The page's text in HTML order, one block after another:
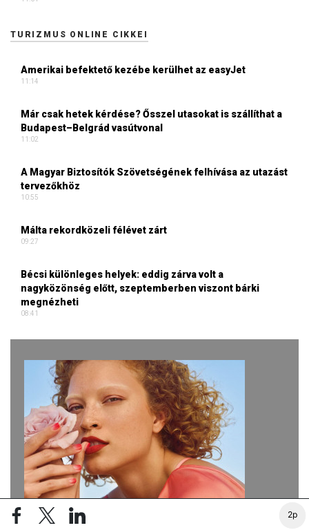
2p
TURIZMUS ONLINE CIKKEI
Amerikai befektető kezébe kerülhet az easyJet
11:14
Már csak hetek kérdése? Ősszel utasokat is szállíthat a
Budapest–Belgrád vasútvonal
11:02
A Magyar Biztosítók Szövetségének felhívása az utazást
tervezőkhöz
10:55
Málta rekordközeli félévet zárt
09:27
Bécsi különleges helyek: eddig zárva volt a
nagyközönség előtt, szeptemberben viszont bárki
megnézheti
08:41